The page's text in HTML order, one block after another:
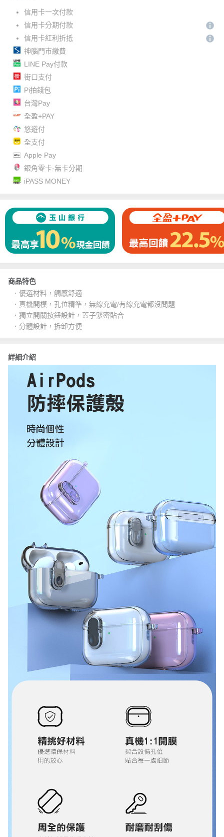
信用卡一次付款
信用卡分期付款
信用卡紅利折抵
神腦門市繳費
LINE Pay付款
街口支付
Pi拍錢包
台灣Pay
全盈+PAY
悠遊付
全支付
Apple Pay
銀角零卡-無卡分期
iPASS MONEY
商品特色
．優選材料，觸感舒適
．真機開模，孔位精準，無線充電/有線充電都沒問題
．獨立開關按鈕設計，蓋子緊密貼合
．分體設計，拆卸方便
詳細介紹